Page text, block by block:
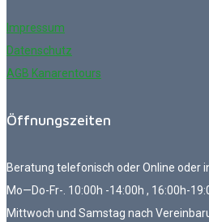
Impressum
Datenschutz
AGB Kanarentours
Öffnungszeiten
Beratung telefonisch oder Online oder
Mo—Do-Fr-. 10:00h -14:00h , 16:00h-
Mittwoch und Samstag nach